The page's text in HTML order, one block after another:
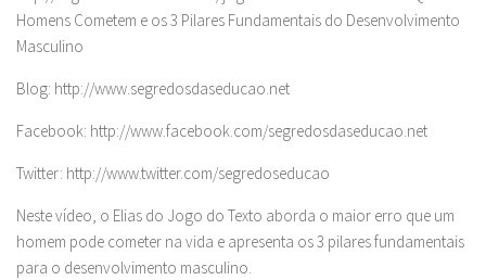
Homens Cometem e os 3 Pilares Fundamentais do Desenvolvimento
Masculino
Blog: http://www.segredosdaseducao.net
Facebook: http://www.facebook.com/segredosdaseducao.net
Twitter: http://www.twitter.com/segredoseducao
Neste vídeo, o Elias do Jogo do Texto aborda o maior erro que um
homem pode cometer na vida e apresenta os 3 pilares fundamentais
para o desenvolvimento masculino.